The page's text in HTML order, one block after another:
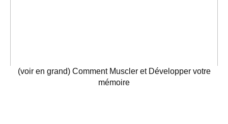
(voir en grand) Comment Muscler et Développer votre
mémoire